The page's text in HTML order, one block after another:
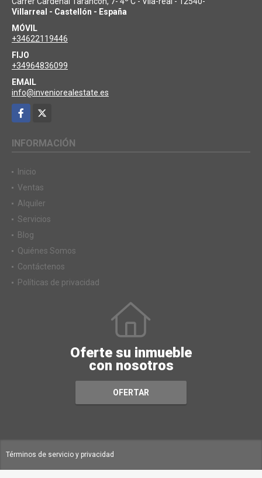
UBICACIÓN
Carrer Cardenal Tarancón, 7- 4º C - Vila-real - 12540-
Villarreal - Castellón - España
MÓVIL
+34622119446
FIJO
+34964836099
EMAIL
info@inveniorealestate.es
Facebook
Inicio
Ventas
Alquiler
Servicios
Blog
Quiénes Somos
Contáctenos
Oferte su inmueble
con nosotros
OFERTAR
Términos de servicio y privacidad